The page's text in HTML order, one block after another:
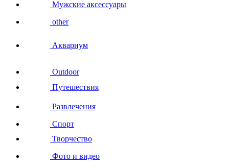
Мужские аксессуары
other
Аквариум
Outdoor
Путешествия
Развлечения
Спорт
Творчество
Фото и видео